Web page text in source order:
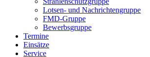
Lotsen- und Nachrichtengruppe
FMD-Gruppe
Bewerbsgruppe
Termine
Einsätze
Service